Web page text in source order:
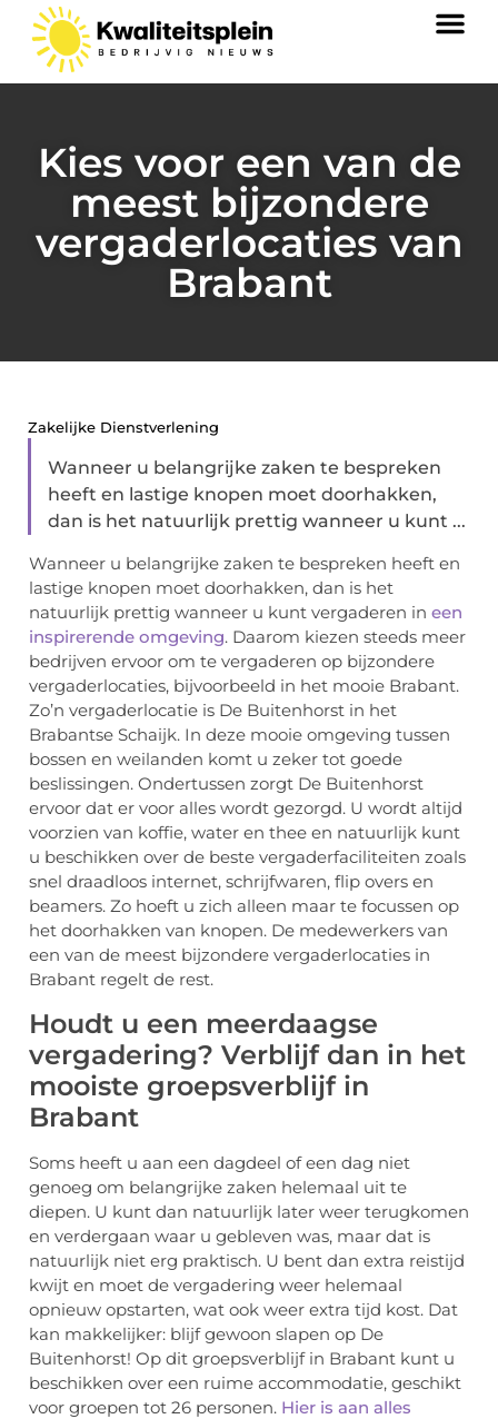
Kies voor een van de
meest bijzondere
vergaderlocaties van
Brabant
Zakelijke Dienstverlening
Wanneer u belangrijke zaken te bespreken
heeft en lastige knopen moet doorhakken,
dan is het natuurlijk prettig wanneer u kunt ...
Wanneer u belangrijke zaken te bespreken heeft en
lastige knopen moet doorhakken, dan is het
natuurlijk prettig wanneer u kunt vergaderen in een
inspirerende omgeving. Daarom kiezen steeds meer
bedrijven ervoor om te vergaderen op bijzondere
vergaderlocaties, bijvoorbeeld in het mooie Brabant.
Zo’n vergaderlocatie is De Buitenhorst in het
Brabantse Schaijk. In deze mooie omgeving tussen
bossen en weilanden komt u zeker tot goede
beslissingen. Ondertussen zorgt De Buitenhorst
ervoor dat er voor alles wordt gezorgd. U wordt altijd
voorzien van koffie, water en thee en natuurlijk kunt
u beschikken over de beste vergaderfaciliteiten zoals
snel draadloos internet, schrijfwaren, flip overs en
beamers. Zo hoeft u zich alleen maar te focussen op
het doorhakken van knopen. De medewerkers van
een van de meest bijzondere vergaderlocaties in
Brabant regelt de rest.
Houdt u een meerdaagse
vergadering? Verblijf dan in het
mooiste groepsverblijf in
Brabant
Soms heeft u aan een dagdeel of een dag niet
genoeg om belangrijke zaken helemaal uit te
diepen. U kunt dan natuurlijk later weer terugkomen
en verdergaan waar u gebleven was, maar dat is
natuurlijk niet erg praktisch. U bent dan extra reistijd
kwijt en moet de vergadering weer helemaal
opnieuw opstarten, wat ook weer extra tijd kost. Dat
kan makkelijker: blijf gewoon slapen op De
Buitenhorst! Op dit groepsverblijf in Brabant kunt u
beschikken over een ruime accommodatie, geschikt
voor groepen tot 26 personen. Hier is aan alles